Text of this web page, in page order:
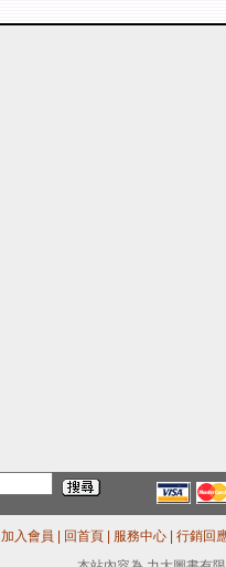
加入會員 回首頁 服務中心
行銷回